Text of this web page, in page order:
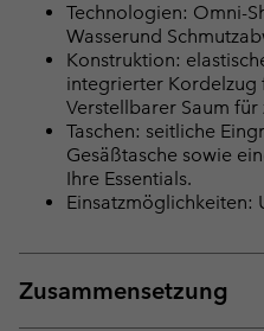
Technologien: Omni-
Wasserund
Konstruktion:
integrierter Kordelzug
Verstellbarer Saum für
Taschen: seitliche
Gesäßtasche sowie
Ihre Essentials.
Einsatzmöglichkeiten:
Zusammensetzung